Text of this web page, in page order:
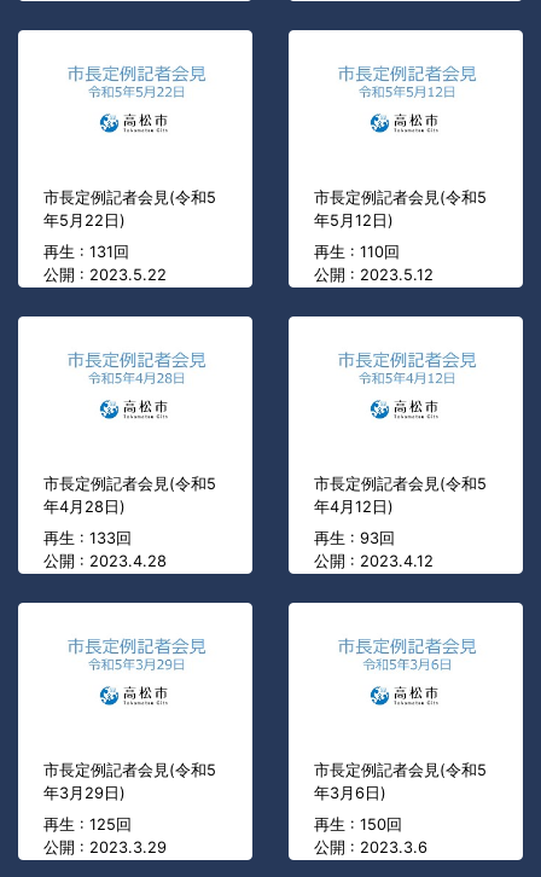
市長定例記者会見(令和5
年5月22日)
再生 : 131回
公開 : 2023.5.22
市長定例記者会見(令和5
年5月12日)
再生 : 110回
公開 : 2023.5.12
市長定例記者会見(令和5
年4月28日)
再生 : 133回
公開 : 2023.4.28
市長定例記者会見(令和5
年4月12日)
再生 : 93回
公開 : 2023.4.12
市長定例記者会見(令和5
年3月29日)
再生 : 125回
公開 : 2023.3.29
市長定例記者会見(令和5
年3月6日)
再生 : 150回
公開 : 2023.3.6